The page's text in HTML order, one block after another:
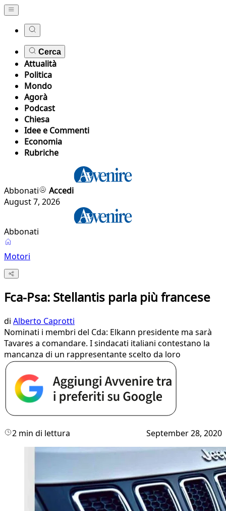
Cerca
Attualità
Politica
Mondo
Agorà
Podcast
Chiesa
Idee e Commenti
Economia
Rubriche
Abbonati
Accedi
August 7, 2026
Abbonati
Motori
Fca-Psa: Stellantis parla più francese
di Alberto Caprotti
Nominati i membri del Cda: Elkann presidente ma sarà
Tavares a comandare. I sindacati italiani contestano la
mancanza di un rappresentante scelto da loro
2 min di lettura September 28, 2020